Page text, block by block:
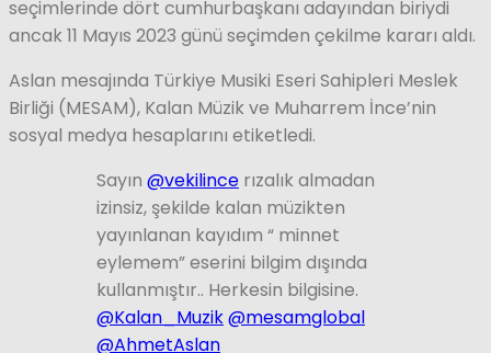
seçimlerinde dört cumhurbaşkanı adayından biriydi
ancak 11 Mayıs 2023 günü seçimden çekilme kararı aldı.
Aslan mesajında Türkiye Musiki Eseri Sahipleri Meslek
Birliği (MESAM), Kalan Müzik ve Muharrem İnce’nin
sosyal medya hesaplarını etiketledi.
Sayın @vekilince rızalık almadan
izinsiz, şekilde kalan müzikten
yayınlanan kayıdım “ minnet
eylemem” eserini bilgim dışında
kullanmıştır.. Herkesin bilgisine.
@Kalan_Muzik@mesamglobal
@AhmetAslan